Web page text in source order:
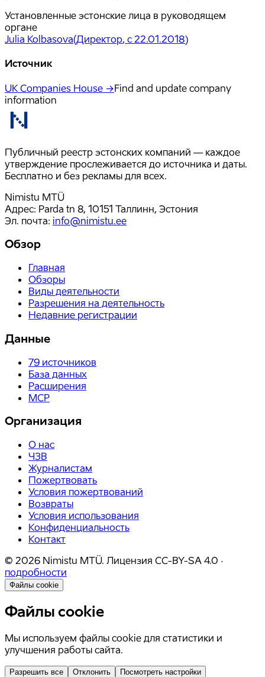
Установленные эстонские лица в руководящем
органе
Julia Kolbasova(Директор, с 22.01.2018)
Источник
UK Companies House →Find and update company
information
Публичный реестр эстонских компаний — каждое
утверждение прослеживается до источника и даты.
Бесплатно и без рекламы для всех.
Nimistu MTÜ
Адрес: Parda tn 8, 10151 Таллинн, Эстония
Эл. почта: info@nimistu.ee
Обзор
Главная
Обзоры
Виды деятельности
Разрешения на деятельность
Недавние регистрации
Данные
79 источников
База данных
Расширения
MCP
Организация
О нас
ЧЗВ
Журналистам
Пожертвовать
Условия пожертвований
Возвраты
Условия использования
Конфиденциальность
Контакт
© 2026 Nimistu MTÜ. Лицензия CC-BY-SA 4.0 ·
подробности
Файлы cookie
Файлы cookie
Мы используем файлы cookie для статистики и
улучшения работы сайта.
Разрешить все Отклонить Посмотреть настройки